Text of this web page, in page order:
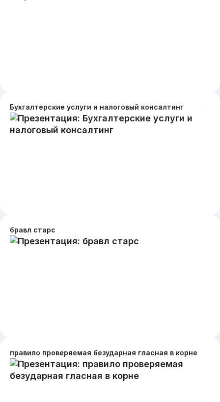
Бухгалтерские услуги и налоговый консалтинг
бравл старс
правило проверяемая безударная гласная в корне